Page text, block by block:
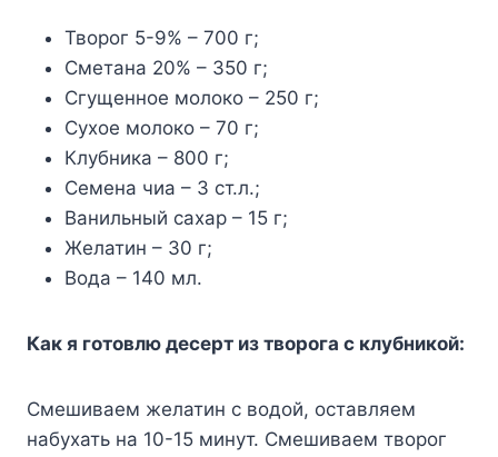
Творог 5-9% – 700 г;
Сметана 20% – 350 г;
Сгущенное молоко – 250 г;
Сухое молоко – 70 г;
Клубника – 800 г;
Семена чиа – 3 ст.л.;
Ванильный сахар – 15 г;
Желатин – 30 г;
Вода – 140 мл.
Как я готовлю десерт из творога с клубникой:
Смешиваем желатин с водой, оставляем
набухать на 10-15 минут. Смешиваем творог